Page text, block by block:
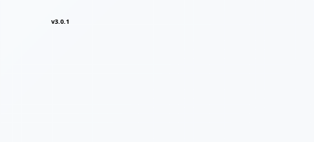
v3.0.1